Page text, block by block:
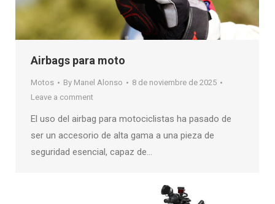
Airbags para moto
Motos By Manel Alonso
8 de noviembre de 2025
Leave a comment
El uso del airbag para motociclistas ha pasado de
ser un accesorio de alta gama a una pieza de
seguridad esencial, capaz de…